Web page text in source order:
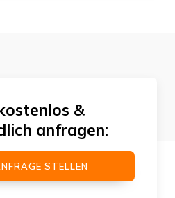
&
anfragen:
STELLEN